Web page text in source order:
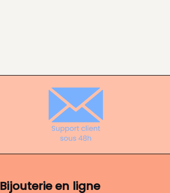
Bijouterie en ligne